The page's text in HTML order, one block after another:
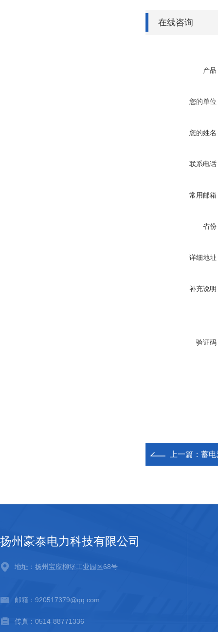
在线咨询
产品
您的单位
您的姓名
联系电话
常用邮箱
省份
详细地址
补充说明
验证码
上一篇： 蓄
扬州豪泰电力科技有限公司
地址：扬州宝应柳堡工业园区68号
邮箱：920517379@qq.com
传真：0514-88771336